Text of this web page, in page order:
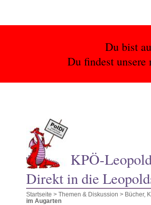
Du bist
Du findest unsere
KPÖ-
Direkt in die
Startseite > Themen & Diskussion > Bücher,
im Augarten